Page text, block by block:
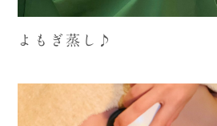
よもぎ蒸し♪